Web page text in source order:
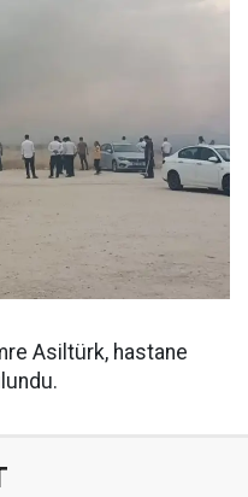
Asiltürk, hastane